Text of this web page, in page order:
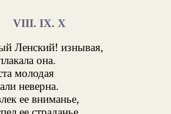
VIII. IX. X
Ленский! изнывая,
она.
молодая
неверна.
ее вниманье,